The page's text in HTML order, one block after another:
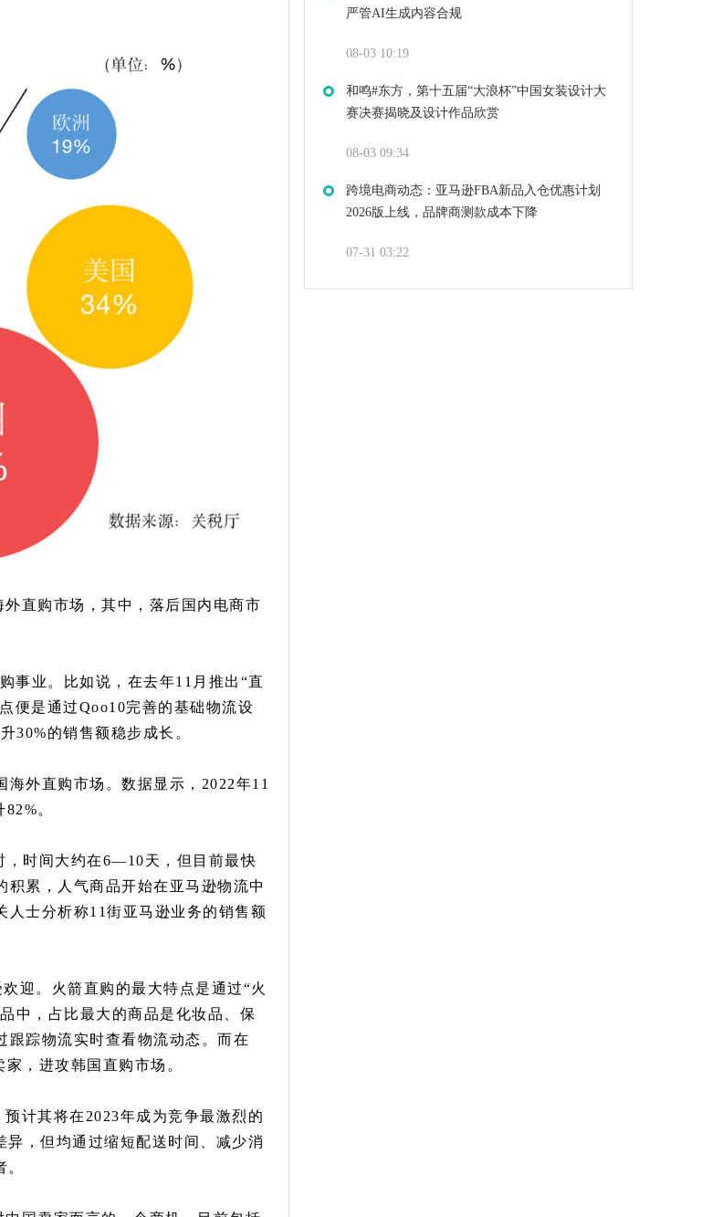
直购市场，其中，落后国内电商市
事业。比如说，在去年11月推出“直
便是通过Qoo10完善的基础物流设
30%的销售额稳步成长。
外直购市场。数据显示，2022年11
。
，时间大约在6—10天，但目前最快
累，人气商品开始在亚马逊物流中
人士分析称11街亚马逊业务的销售额
迎。火箭直购的最大特点是通过“火
中，占比最大的商品是化妆品、保
踪物流实时查看物流动态。而在
，进攻韩国直购市场。
计其将在2023年成为竞争最激烈的
，但均通过缩短配送时间、减少消
严管AI生成内容合规
08-03 10:19
和鸣#东方，第十五届“大浪杯”中国女装设计大
赛决赛揭晓及设计作品欣赏
08-03 09:34
跨境电商动态：亚马逊FBA新品入仓优惠计划
2026版上线，品牌商测款成本下降
07-31 03:22